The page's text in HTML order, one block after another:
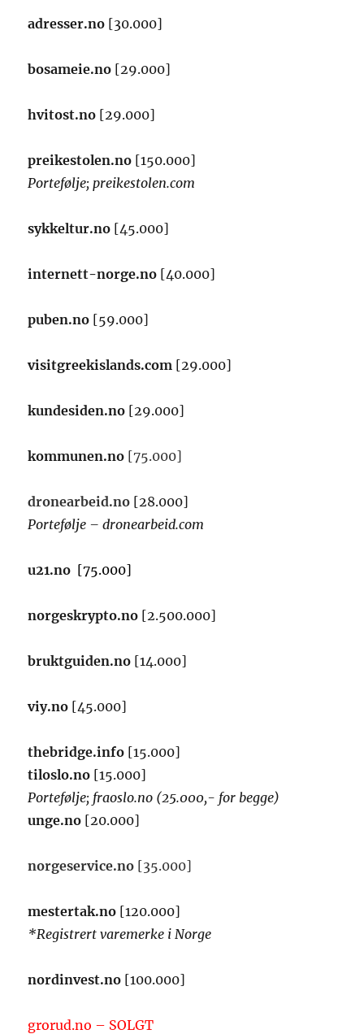
adresser.no [30.000]
bosameie.no [29.000]
hvitost.no [29.000]
preikestolen.no [150.000]
Portefølje; preikestolen.com
sykkeltur.no [45.000]
internett-norge.no [40.000]
puben.no [59.000]
visitgreekislands.com [29.000]
kundesiden.no [29.000]
kommunen.no [75.000]
dronearbeid.no [28.000]
Portefølje – dronearbeid.com
u21.no [75.000]
norgeskrypto.no [2.500.000]
bruktguiden.no [14.000]
viy.no [45.000]
thebridge.info [15.000]
tiloslo.no [15.000]
Portefølje; fraoslo.no (25.000,- for begge)
unge.no [20.000]
norgeservice.no [35.000]
mestertak.no [120.000]
*Registrert varemerke i Norge
nordinvest.no [100.000]
grorud.no – SOLGT